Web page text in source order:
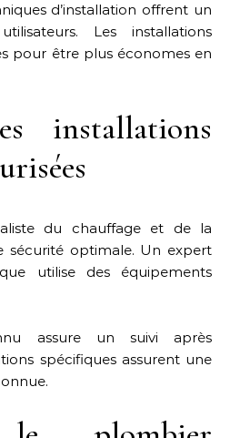
d’installation offrent un
Les installations
pour être plus économes en
installations
du chauffage et de la
sécurité optimale. Un expert
utilise des équipements
assure un suivi après
spécifiques assurent une